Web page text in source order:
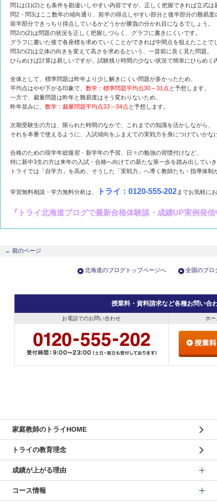
問1は(1)(2)とも条件を勘違いしやすい内容ですが、正しく把握できれば立式は
問2・問3はここ数年の傾向通り、前半の得点しやすい部分と後半部分の難易度
前半部分できっちり得点しているかどうかが勝負の分かれ目になるでしょう。
問2の(2)は問題の状況を正しく把握しづらく、グラフに書きにくいです。
グラフに書いた後で各座標を求めていくことができれば中間点を狙えたことで
問3の(2)は立体の向きを変えて高さを求めるという、一昔前に良く見た問題。
ひらめけば計算は易しいですが、試験残り時間の少ない状況で簡単にひらめく
全体として、標準問題は昨年より少し解きにくい問題が多かったため、
平均点はやや下がる印象で、 数学：標準問題平均点30～31点 と予想します。
一方で、裁量問題は昨年と難易度はそう変わりないため、
昨年並みに、 数学：裁量問題平均点33～34点 と予想します。
次期受験生の方は、限られた時間のなかで、これまでの知識を活かしながら、
それを本番で使えるように、入試傾向をふまえての実戦力を身につけていかな
合格のための現学年総復習・新学年の予習、日々の勉強の習慣付けなど、
特に新中3生の方は来年の入試・合格へ向けての新たな第一歩を踏み出してい
トライでは「自学力」を高め、そうした「実戦力」へ導く教師たち・指導体制
学習無料相談・学力無料分析は、 トライ：0120-555-202までお気軽に
『トライ北海道ブログで最新合格体験談・成績UP実例発
← 前のページ
北海道のブログトップページへ 全国のブロ
授業料・資料請求など各種お問い合
お電話でのお問い合わせ ホ
家庭教師のトライHOME
トライの教育理念
成績が上がる理由
コース情報